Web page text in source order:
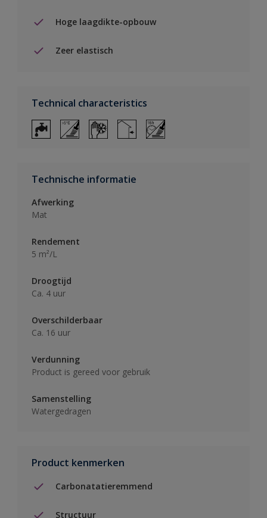
Hoge laagdikte-opbouw
Zeer elastisch
Technical characteristics
Technische informatie
Afwerking
Mat
Rendement
5 m²/L
Droogtijd
Ca. 4 uur
Overschilderbaar
Ca. 16 uur
Verdunning
Product is gereed voor gebruik
Samenstelling
Watergedragen
Product kenmerken
Carbonatatieremmend
Structuur